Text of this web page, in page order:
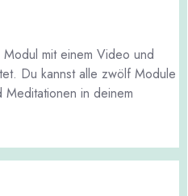
mit einem Video und
Du kannst alle zwölf Module
in deinem